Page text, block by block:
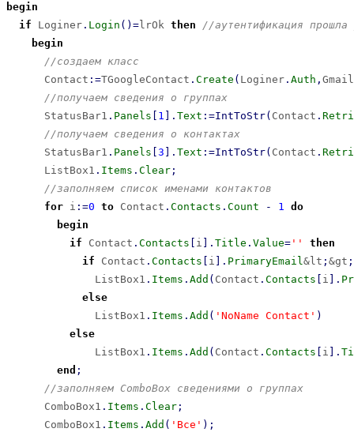
begin
if Loginer . Login ( ) = lrOk then
//аутентификация прошла
begin
//создаем класс
      Contact
: =TGoogleContact . Create ( Loginer . Auth ,
//получаем сведения о группах
      StatusBar1
. Panels 1 . Text : =IntToStr( Contact .
//получаем сведения о контактах
      StatusBar1
. Panels 3 . Text : =IntToStr( Contact .
      ListBox1
. Items . Clear ;
//заполняем список именами контактов
for i : =0 to Contact . Contacts . Count - 1 do
begin
if Contact . Contacts i . Title . Value= ''
then
if Contact . Contacts i . PrimaryEmail&lt ; &gt ;
              ListBox1
. Items . Add ( Contact . Contacts i .
else
              ListBox1
. Items . Add ( 'NoName Contact' )
else
              ListBox1
. Items . Add ( Contact . Contacts i .
end ;
//заполняем ComboBox сведениями о группах
      ComboBox1
. Items . Clear ;
      ComboBox1
. Items . Add ( 'Все' ) ;